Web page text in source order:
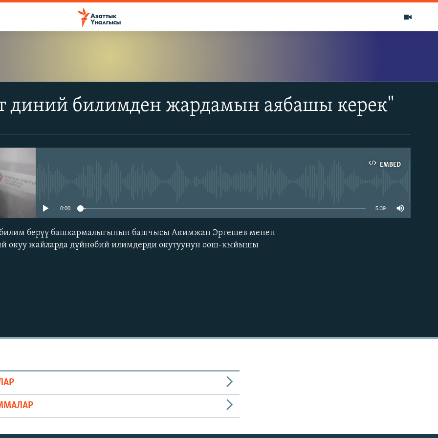
диний билимден жардамын аябашы керек"
EMBED
0:00 5:39
берүү башкармалыгынын башчысы Акимжан Эргешев менен
окуу жайларда дүйнөбий илимдерди окутуунун оош-кыйышы